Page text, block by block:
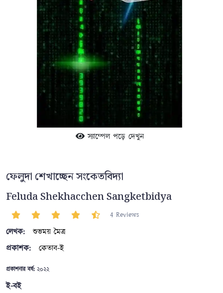
স্যাম্পেল পড়ে দেখুন
ফেলুদা শেখাচ্ছেন সংকেতবিদ্যা
Feluda Shekhacchen Sangketbidya
4 Reviews
লেখক:
শুভময় মৈত্র
প্রকাশক:
কেতাব-ই
প্রকাশনার বর্ষ: ২০২২
ই-বই